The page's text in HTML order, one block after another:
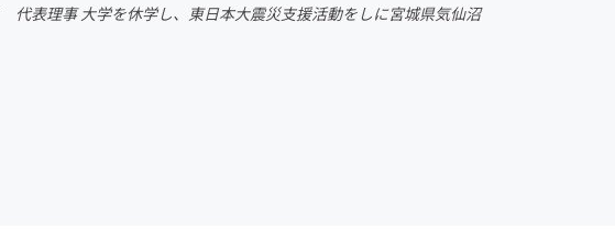
・飲食店
ファッション
表理事 大学を休学し、東日本大震災支援活動をしに宮城県気仙沼